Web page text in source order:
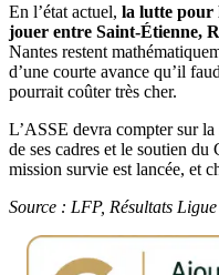
En l’état actuel, la lutte pour
jouer entre Saint-Étienne,
Nantes restent
d’une courte avance qu’il
pourrait coûter très cher.
L’ASSE devra compter sur
de ses cadres et le soutien
mission survie est lancée, et
Source : LFP, Résultats